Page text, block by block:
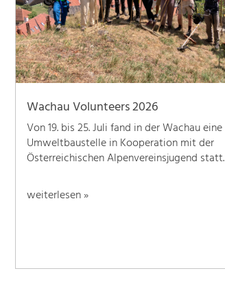
Wachau Volunteers 2026
Von 19. bis 25. Juli fand in der Wachau eine
Umweltbaustelle in Kooperation mit der
Österreichischen Alpenvereinsjugend statt.
weiterlesen »